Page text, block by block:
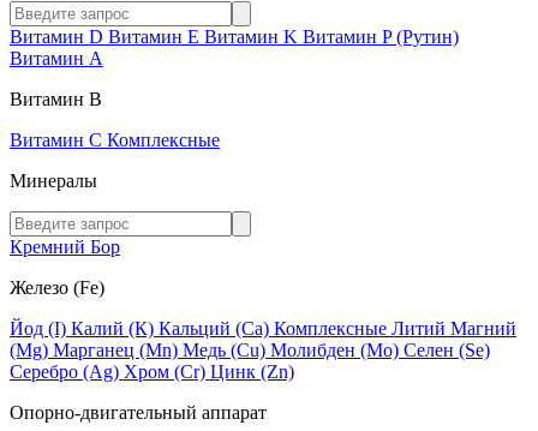
Витамин D Витамин E Витамин K Витамин P (Рутин)
Витамин А
Витамин В
Витамин C Комплексные
Минералы
Кремний Бор
Железо (Fe)
Йод (I) Калий (К) Кальций (Са) Комплексные Литий Магний
(Mg) Марганец (Mn) Медь (Сu) Молибден (Мо) Селен (Se)
Серебро (Ag) Хром (Cr) Цинк (Zn)
Опорно-двигательный аппарат